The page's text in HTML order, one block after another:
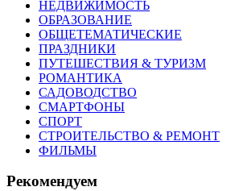
НЕДВИЖИМОСТЬ
ОБРАЗОВАНИЕ
ОБЩЕТЕМАТИЧЕСКИЕ
ПРАЗДНИКИ
ПУТЕШЕСТВИЯ & ТУРИЗМ
РОМАНТИКА
САДОВОДСТВО
СМАРТФОНЫ
СПОРТ
СТРОИТЕЛЬСТВО & РЕМОНТ
ФИЛЬМЫ
Рекомендуем